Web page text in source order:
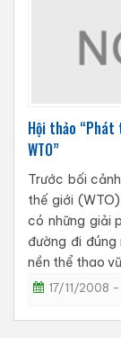
Hội thảo
WTO”
Trước bối
thế giới
có những giải
đường đi
nền thể thao
17/11/2008